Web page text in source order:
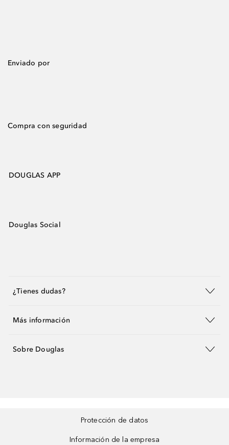
Enviado por
Compra con seguridad
DOUGLAS APP
Douglas Social
¿Tienes dudas?
Más información
Sobre Douglas
Protección de datos
Información de la empresa